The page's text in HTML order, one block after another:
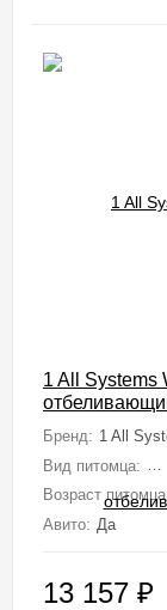
1 All Systems
Бренд: 1 All
Вид питомца:
Возраст
Авито: Да
13 157 ₽